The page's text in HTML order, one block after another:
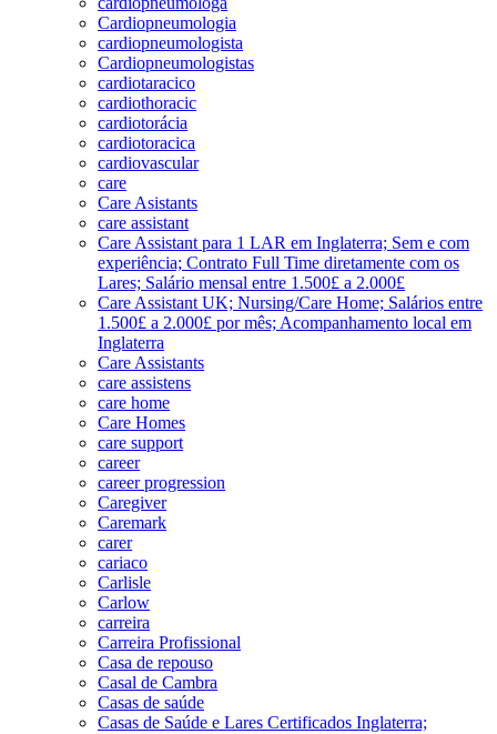
Cardiopneumologia
cardiopneumologista
Cardiopneumologistas
cardiotaracico
cardiothoracic
cardiotorácia
cardiotoracica
cardiovascular
care
Care Asistants
care assistant
Care Assistant para 1 LAR em Inglaterra; Sem e com
experiência; Contrato Full Time diretamente com os
Lares; Salário mensal entre 1.500£ a 2.000£
Care Assistant UK; Nursing/Care Home; Salários entre
1.500£ a 2.000£ por mês; Acompanhamento local em
Inglaterra
Care Assistants
care assistens
care home
Care Homes
care support
career
career progression
Caregiver
Caremark
carer
cariaco
Carlisle
Carlow
carreira
Carreira Profissional
Casa de repouso
Casal de Cambra
Casas de saúde
Casas de Saúde e Lares Certificados Inglaterra;